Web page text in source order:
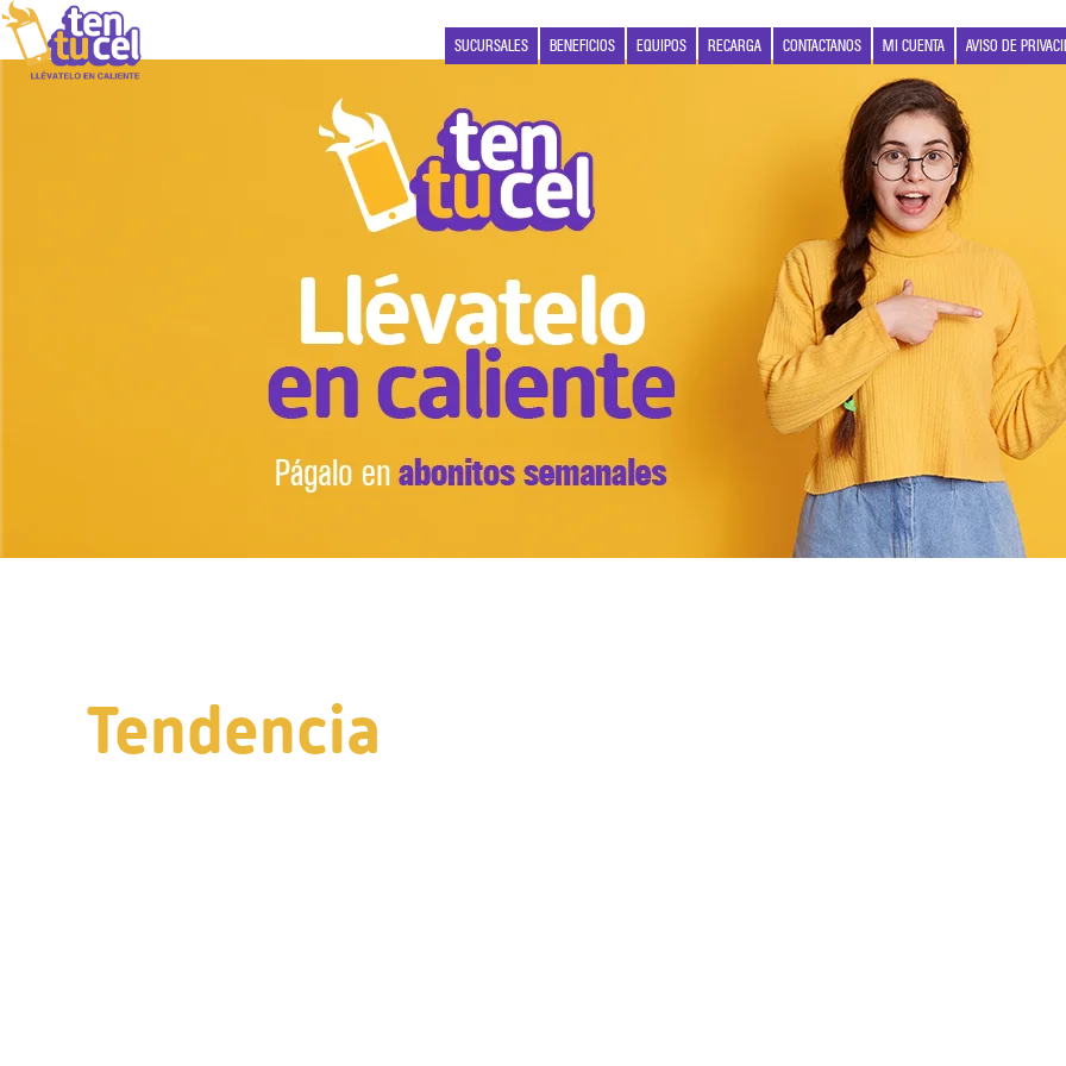
SUCURSALES BENEFICIOS EQUIPOS RECARGA CONTACTANOS MI CUENTA AVISO DE
Tendencia